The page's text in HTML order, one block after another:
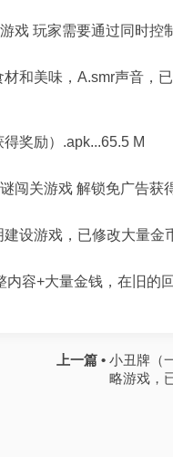
戏 玩家需要通过同时控
和美味，A.smr声音，
奖励）.apk...65.5 M
闯关游戏 解锁免广告获
设游戏，已修改大量金
容+大量金钱，在旧的
上一篇 • 小丑牌（
略游戏，